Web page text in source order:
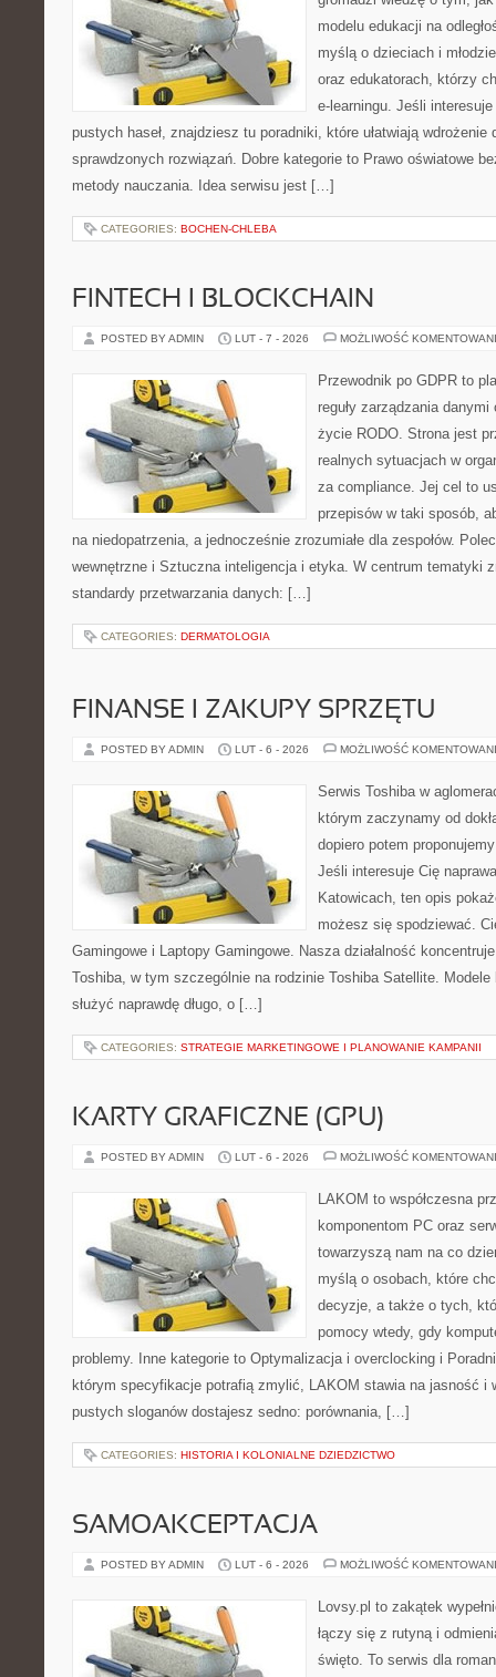
modelu edukacji na
myślą o dzieciach i
oraz edukatorach, którzy
e-learningu. Jeśli
pustych haseł, znajdziesz tu poradniki, które ułatwiają wdrożenie
sprawdzonych rozwiązań. Dobre kategorie to Prawo oświatowe
metody nauczania. Idea serwisu jest […]
CATEGORIES: BOCHEN-CHLEBA
FINTECH I BLOCKCHAIN
POSTED BY ADMIN LUT - 7 - 2026 MOŻLIWOŚĆ
Przewodnik po GDPR to
reguły zarządzania
życie RODO. Strona jest
realnych sytuacjach w
za compliance. Jej cel to
przepisów w taki sposób,
na niedopatrzenia, a jednocześnie zrozumiałe dla zespołów.
wewnętrzne i Sztuczna inteligencja i etyka. W centrum tematyki
standardy przetwarzania danych: […]
CATEGORIES: DERMATOLOGIA
FINANSE I ZAKUPY SPRZĘTU
POSTED BY ADMIN LUT - 6 - 2026 MOŻLIWOŚĆ
Serwis Toshiba w
którym zaczynamy od
dopiero potem
Jeśli interesuje Cię
Katowicach, ten opis
możesz się spodziewać.
Gamingowe i Laptopy Gamingowe. Nasza działalność
Toshiba, w tym szczególnie na rodzinie Toshiba Satellite.
służyć naprawdę długo, o […]
CATEGORIES: STRATEGIE MARKETINGOWE I PLANOWANIE KAMPANII
KARTY GRAFICZNE (GPU)
POSTED BY ADMIN LUT - 6 - 2026 MOŻLIWOŚĆ
LAKOM to współczesna
komponentom PC oraz
towarzyszą nam na co
myślą o osobach, które
decyzje, a także o tych,
pomocy wtedy, gdy
problemy. Inne kategorie to Optymalizacja i overclocking i
którym specyfikacje potrafią zmylić, LAKOM stawia na jasność i
pustych sloganów dostajesz sedno: porównania, […]
CATEGORIES: HISTORIA I KOLONIALNE DZIEDZICTWO
SAMOAKCEPTACJA
POSTED BY ADMIN LUT - 6 - 2026 MOŻLIWOŚĆ
Lovsy.pl to zakątek
łączy się z rutyną i
święto. To serwis dla